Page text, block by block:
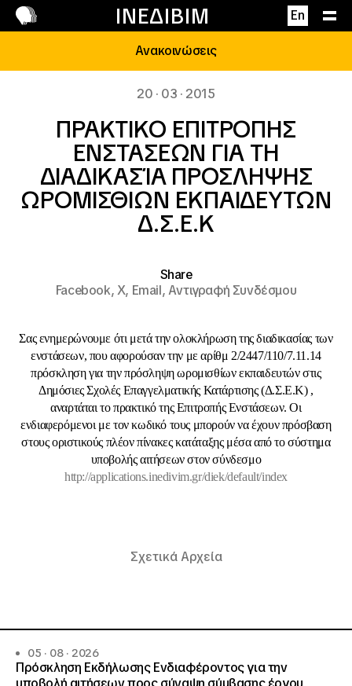
ΙΝΕΔΙΒΙΜ En
Επικοινωνία
Ανακοινώσεις
20 · 03 · 2015
ΠΡΑΚΤΙΚΟ ΕΠΙΤΡΟΠΗΣ
ΕΝΣΤΑΣΕΩΝ ΓΙΑ ΤΗ
ΔΙΑΔΙΚΑΣΊΑ ΠΡΟΣΛΗΨΗΣ
ΩΡΟΜΙΣΘΙΩΝ ΕΚΠΑΙΔΕΥΤΩΝ
Δ.Σ.Ε.Κ
Share
Facebook,X, Email,Αντιγραφή Συνδέσμου
Σας ενημερώνουμε ότι μετά την ολοκλήρωση της διαδικασίας των
ενστάσεων, που αφορούσαν την με αρίθμ 2/2447/110/7.11.14
πρόσκληση για την πρόσληψη ωρομισθίων εκπαιδευτών στις
Δημόσιες Σχολές Επαγγελματικής Κατάρτισης (Δ.Σ.Ε.Κ) ,
αναρτάται το πρακτικό της Επιτροπής Ενστάσεων. Οι
ενδιαφερόμενοι με τον κωδικό τους μπορούν να έχουν πρόσβαση
στους οριστικούς πλέον πίνακες κατάταξης μέσα από το σύστημα
υποβολής αιτήσεων στον σύνδεσμο
http://applications.inedivim.gr/diek/default/index
Σχετικά Αρχεία
05 · 08 · 2026
Πρόσκληση Εκδήλωσης Ενδιαφέροντος για την